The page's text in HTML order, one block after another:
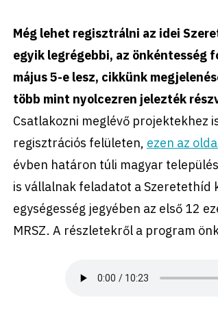
Még lehet regisztrálni az idei
egyik legrégebbi, az önkéntesség
május 5-e lesz, cikkünk
több mint nyolcezren jelezték
Csatlakozni meglévő projektekhez
regisztrációs felületen, ezen az
évben határon túli magyar
is vállalnak feladatot a
egységesség jegyében az első 12
MRSZ. A részletekről a program